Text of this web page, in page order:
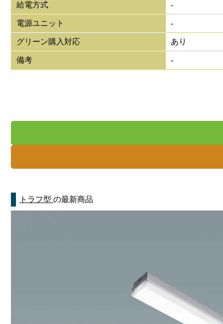
給電方式 -
電源ユニット -
グリーン購入対応 あり
備考 -
トラフ型の最新商品